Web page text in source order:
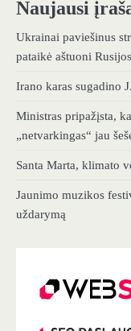
Naujausi
Ukrainai paviešinus
pataikė aštuoni
Irano karas sugadino
Ministras pripažįsta,
„netvarkingas“ jau
Santa Marta, klimato
Jaunimo muzikos
uždarymą